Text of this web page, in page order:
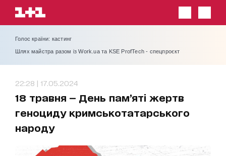
Голос країни: кастинг
Шлях майстра разом із Work.ua та KSE ProfTech - спецпроєкт
22:28 | 17.05.2024
18 травня — День пам’яті жертв
геноциду кримськотатарського
народу